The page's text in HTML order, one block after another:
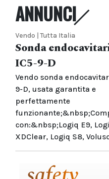
ANNUNCI
Vendo | Tutta Italia
Sonda
IC5-9-D
Vendo sonda
9-D, usata garantita e
perfettamente
con:&nbsp;Logiq E9,
XDClear, Logiq S8,